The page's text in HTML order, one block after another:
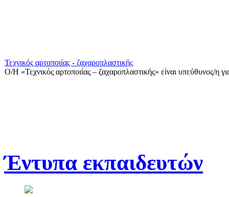
Τεχνικός αρτοποιίας - ζαχαροπλαστικής
Ο/Η «Τεχνικός αρτοποιίας – ζαχαροπλαστικής» είναι υπεύθυνος/η
Έντυπα εκπαιδευτών